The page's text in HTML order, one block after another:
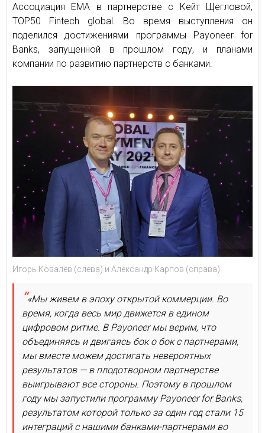
Ассоциация ЕМА в партнерстве с Кейт Щегловой,
TOP50 Fintech global. Во время выступления он
поделился достижениями программы Payoneer for
Banks, запущенной в прошлом году, и планами
компании по развитию партнерств с банками.
Игорь Ковалев (слева) и Александр Карпов (справа)
«Мы живем в эпоху открытой коммерции. Во
время, когда весь мир движется в едином
цифровом ритме. В Payoneer мы верим, что
объединяясь и двигаясь бок о бок с партнерами,
мы вместе можем достигать невероятных
результатов — в плодотворном партнерстве
выигрывают все стороны. Поэтому в прошлом
году мы запустили программу Payoneer for Banks,
результатом которой только за один год стали 15
интеграций с нашими банками-партнерами во